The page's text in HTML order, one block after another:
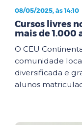
08/05/2025, às 14:10
Cursos livres
mais de 1.000
O CEU
comunidade
diversificada e
alunos